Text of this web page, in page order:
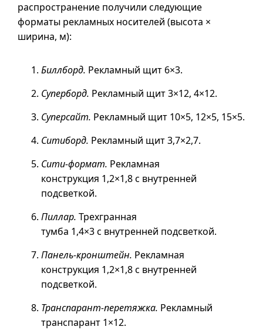
распространение получили следующие
форматы рекламных носителей (высота ×
ширина, м):
Биллборд. Рекламный щит 6×3.
Суперборд. Рекламный щит 3×12, 4×12.
Суперсайт. Рекламный щит 10×5, 12×5, 15×5.
Ситиборд. Рекламный щит 3,7×2,7.
Сити-формат. Рекламная
конструкция 1,2×1,8 с внутренней
подсветкой.
Пиллар. Трехгранная
тумба 1,4×3 с внутренней подсветкой.
Панель-кронштейн. Рекламная
конструкция 1,2×1,8 с внутренней
подсветкой.
Транспарант-перетяжка. Рекламный
транспарант 1×12.